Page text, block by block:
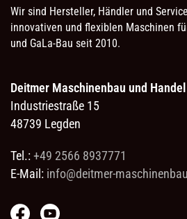
Wir sind Hersteller, Händler und
innovativen und flexiblen Maschinen
und GaLa-Bau seit 2010.
Deitmer Maschinenbau und Handel
Industriestraße 15
48739 Legden
Tel.: +49 2566 8937771
E-Mail: info@deitmer-